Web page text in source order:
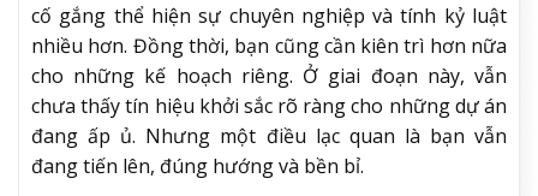
cố gắng thể hiện sự chuyên nghiệp và tính kỷ luật
nhiều hơn. Đồng thời, bạn cũng cần kiên trì hơn nữa
cho những kế hoạch riêng. Ở giai đoạn này, vẫn
chưa thấy tín hiệu khởi sắc rõ ràng cho những dự án
đang ấp ủ. Nhưng một điều lạc quan là bạn vẫn
đang tiến lên, đúng hướng và bền bỉ.